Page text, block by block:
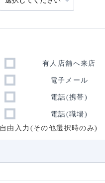
有人店舗へ来店
電子メール
電話(携帯)
電話(職場)
自由入力(その他選択時のみ)